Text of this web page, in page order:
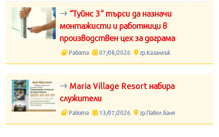
“Туйнс 3“ търси да назначи
монтажисти и работници в
производствен цех за дограма
Работа 07/08/2026 гр.Казанлък
Maria Village Resort набира
служители
Работа 13/07/2026 гр.Павел Баня